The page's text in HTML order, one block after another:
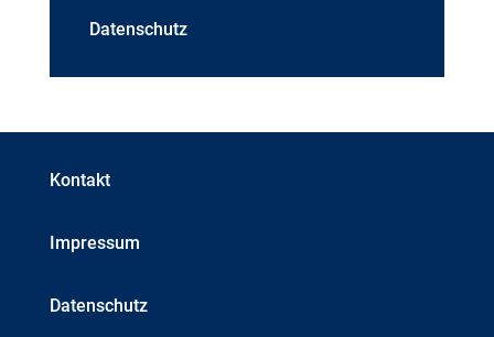
Datenschutz
Kontakt
Impressum
Datenschutz